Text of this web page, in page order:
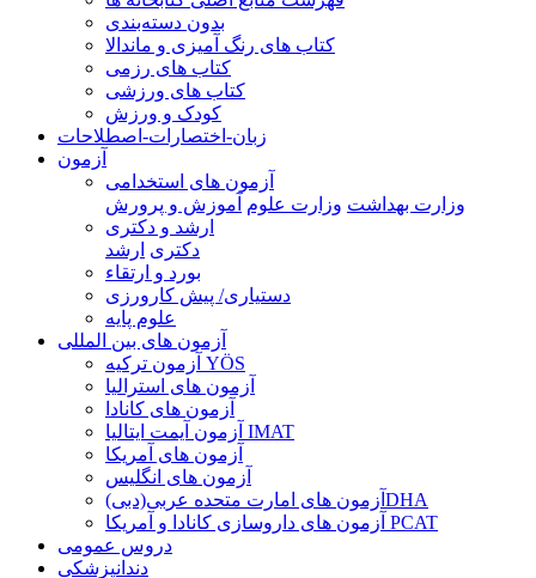
بدون دسته‌بندی
کتاب های رنگ آمیزی و ماندالا
کتاب های رزمی
کتاب های ورزشی
کودک و ورزش
زبان-اختصارات-اصطلاحات
آزمون
آزمون های استخدامی
وزارت بهداشت وزارت علوم آموزش و پرورش
ارشد و دکتری
دکتری ارشد
بورد و ارتقاء
دستیاری/ پیش کارورزی
علوم پایه
آزمون های بین المللی
آزمون تركيه YÖS
آزمون های استرالیا
آزمون های کانادا
آزمون آیمت ایتالیا IMAT
آزمون های آمریکا
آزمون های انگلیس
آزمون های امارت متحده عربی(دبی)DHA
آزمون های داروسازی کانادا و آمریکا PCAT
دروس عمومی
دندانپزشکی